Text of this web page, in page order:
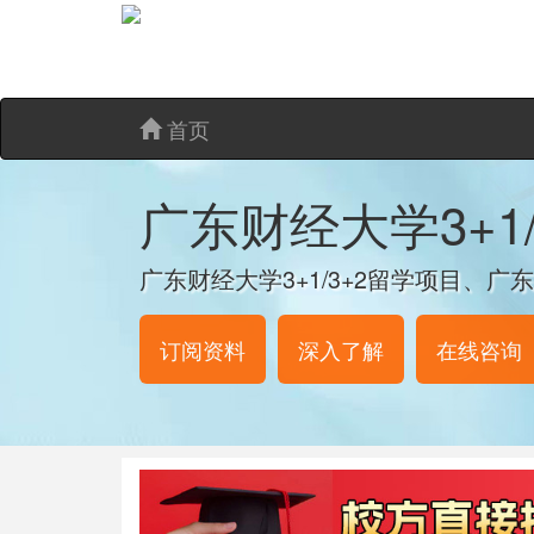
首页
广东财经大学
广东财经大学3+1/3+2留学项目、广
订阅资料 深入了解 在线咨询